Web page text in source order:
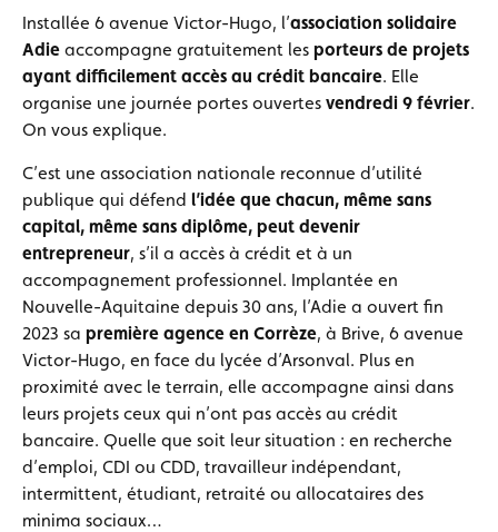
Installée 6 avenue Victor-Hugo, l’association solidaire
Adie accompagne gratuitement les porteurs de projets
ayant difficilement accès au crédit bancaire. Elle
organise une journée portes ouvertes vendredi 9 février.
On vous explique.
C’est une association nationale reconnue d’utilité
publique qui défend l’idée que chacun, même sans
capital, même sans diplôme, peut devenir
entrepreneur, s’il a accès à crédit et à un
accompagnement professionnel. Implantée en
Nouvelle-Aquitaine depuis 30 ans, l’Adie a ouvert fin
2023 sa première agence en Corrèze, à Brive, 6 avenue
Victor-Hugo, en face du lycée d’Arsonval. Plus en
proximité avec le terrain, elle accompagne ainsi dans
leurs projets ceux qui n’ont pas accès au crédit
bancaire. Quelle que soit leur situation : en recherche
d’emploi, CDI ou CDD, travailleur indépendant,
intermittent, étudiant, retraité ou allocataires des
minima sociaux…